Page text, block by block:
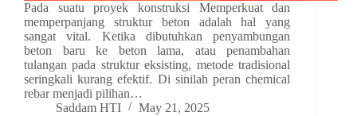
Pada suatu proyek konstruksi Memperkuat dan
memperpanjang struktur beton adalah hal yang
sangat vital. Ketika dibutuhkan penyambungan
beton baru ke beton lama, atau penambahan
tulangan pada struktur eksisting, metode tradisional
seringkali kurang efektif. Di sinilah peran chemical
rebar menjadi pilihan…
Saddam HTI
May 21, 2025